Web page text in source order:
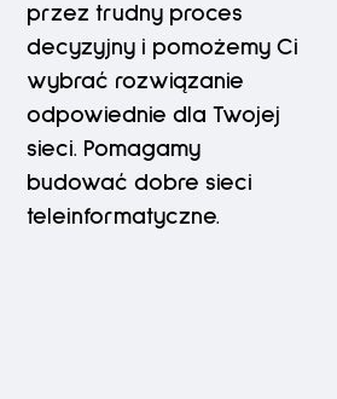
przez trudny proces
decyzyjny i pomożemy Ci
wybrać rozwiązanie
odpowiednie dla Twojej
sieci. Pomagamy
budować dobre sieci
teleinformatyczne.